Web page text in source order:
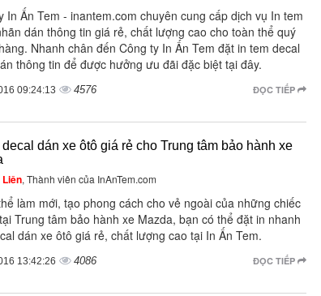
In Ấn Tem - inantem.com chuyên cung cấp dịch vụ In tem
dán thông tin giá rẻ, chất lượng cao cho toàn thể quý
Nhanh chân đến Công ty In Ấn Tem đặt in tem decal
thông tin để được hưởng ưu đãi đặc biệt tại đây.
ĐỌC TIẾP
09:24:13 4576
decal dán xe ôtô giá rẻ cho Trung tâm bảo hành xe
, Thành viên của InAnTem.com
làm mới, tạo phong cách cho vẻ ngoài của những chiếc
Trung tâm bảo hành xe Mazda, bạn có thể đặt in nhanh
dán xe ôtô giá rẻ, chất lượng cao tại In Ấn Tem.
ĐỌC TIẾP
13:42:26 4086